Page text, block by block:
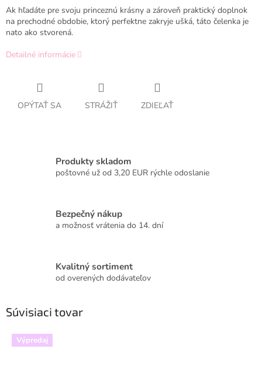
Ak hľadáte pre svoju princeznú krásny a zároveň praktický doplnok
na prechodné obdobie, ktorý perfektne zakryje ušká, táto čelenka je
nato ako stvorená.
Detailné informácie
OPÝTAŤ SA STRÁŽIŤ ZDIEĽAŤ
Produkty skladom
poštovné už od 3,20 EUR rýchle odoslanie
Bezpečný nákup
a možnosť vrátenia do 14. dní
Kvalitný sortiment
od overených dodávateľov
Súvisiaci tovar
Výpredaj